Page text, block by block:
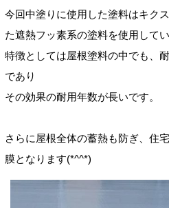
今回中塗りに使用した塗料はキク
た遮熱フッ素系の塗料を使用してい
特徴としては屋根塗料の中でも、
であり
その効果の耐用年数が長いです。
さらに屋根全体の蓄熱も防ぎ、住
膜となります(*^^*)